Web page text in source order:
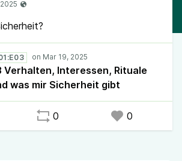
Verhalten, Interessen, Rituale
was mir Sicherheit gibt
0 0